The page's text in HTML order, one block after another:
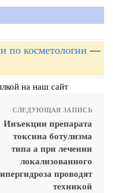
по косметологии —
на наш сайт
СЛЕДУЮЩАЯ ЗАПИСЬ
Инъекции препарата
токсина ботулизма
типа а при лечении
локализованного
проводят
техникой